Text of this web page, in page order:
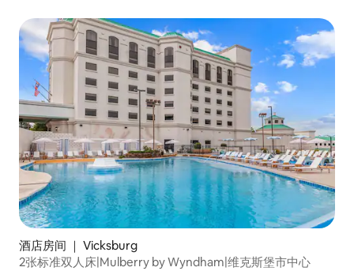
酒店房间 ｜ Vicksburg
2张标准双人床|Mulberry by Wyndham|维克斯堡市中心